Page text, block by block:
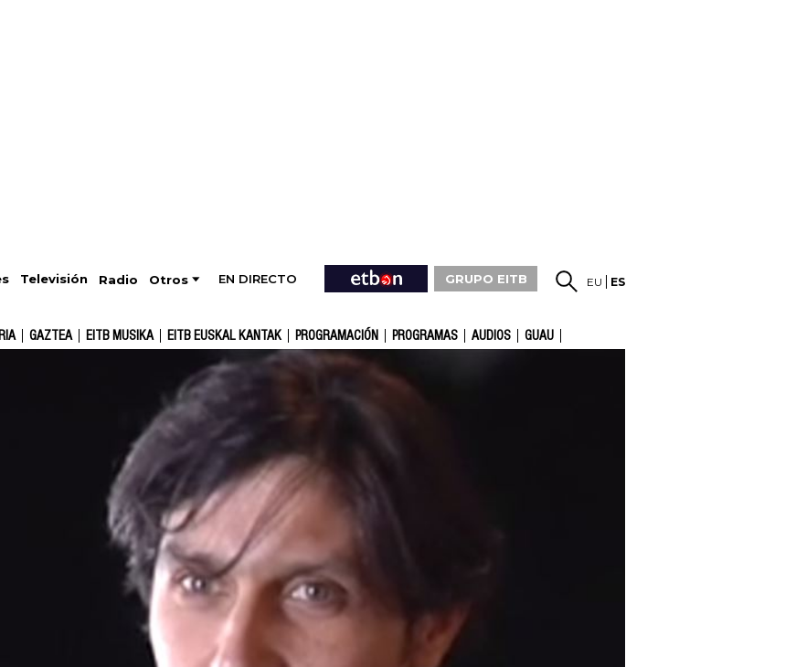
Televisión Radio Otros EN DIRECTO GRUPO EITB EU ES
GAZTEA EITB MUSIKA EITB EUSKAL KANTAK PROGRAMACIÓN PROGRAMAS AUDIOS GUAU